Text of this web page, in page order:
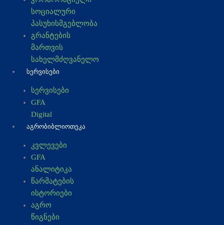
სოციალური
პასუხისმგებლობა
გრანტების
მართვის
სახელმძღვანელო
ᲡᲔᲠᲕᲘᲡᲔᲑᲘ
სერვისები
GFA
Digital
ᲐᲒᲠᲝᲑᲘᲑᲚᲘᲝᲗᲔᲙᲐ
კვლევები
GFA
ანალიტიკა
წარმატების
ისტორიები
აგრო
წიგნები